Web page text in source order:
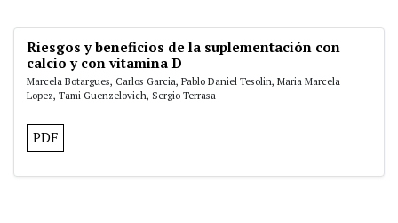
Riesgos y beneficios de la suplementación con
calcio y con vitamina D
Marcela Botargues, Carlos Garcia, Pablo Daniel Tesolin, Maria Marcela
Lopez, Tami Guenzelovich, Sergio Terrasa
PDF